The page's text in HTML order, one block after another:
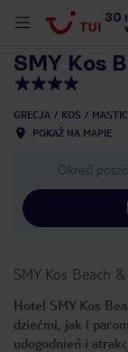
30
SMY Kos
GRECJA KOS
POKAŻ NA MAPIE
Określ
SMY Kos Beach
Hotel SMY Kos
dziećmi, jak i
udogodnień i